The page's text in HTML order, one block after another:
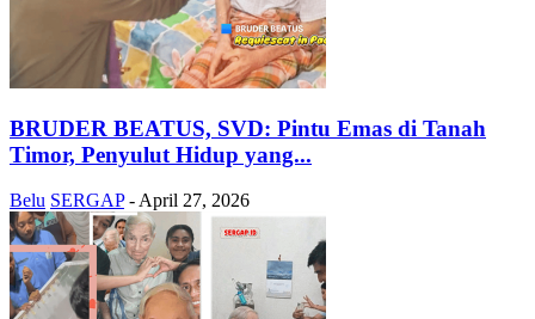
BRUDER BEATUS, SVD: Pintu Emas di Tanah
Timor, Penyulut Hidup yang...
Belu SERGAP - April 27, 2026